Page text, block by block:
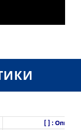
[ ] : Опції